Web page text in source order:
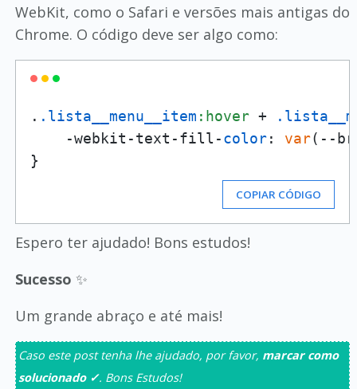
WebKit, como o Safari e versões mais antigas do
Chrome. O código deve ser algo como:
. .lista__menu__item :hover +
    -webkit-text-fill-
color: var(--
COPIAR CÓDIGO
Espero ter ajudado! Bons estudos!
Sucesso ✨
Um grande abraço e até mais!
Caso este post tenha lhe ajudado, por favor, marcar como
solucionado ✓. Bons Estudos!